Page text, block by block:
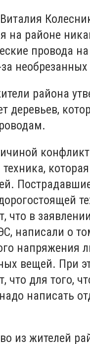
на районе
провода
района
деревьев,
что в
написали о
напряжения
вещей. При
что для того,
написать
из жителей